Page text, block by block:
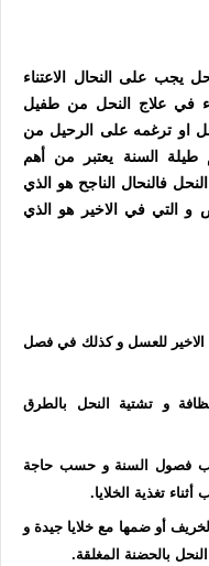
يجب على النحال الاعتناء
في علاج النحل من طفيل
او ترغمه على الرحيل من
طيلة السنة يعتبر من أهم
فالنحال الناجح هو الذي
و التي في الاخير هو الذي
الاخير للعسل و كذلك في فصل
و تشتية النحل بالطرق
فصول السنة و حسب حاجة
تغذية الخلايا.
أو ضمها مع خلايا جيدة و
النحل بالحضنة المغلقة.